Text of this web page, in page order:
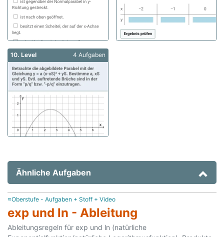
10. Level 4 Aufgaben
Ähnliche Aufgaben
≈Oberstufe - Aufgaben + Stoff + Video
exp und ln - Ableitung
Ableitungsregeln für exp und ln (natürliche